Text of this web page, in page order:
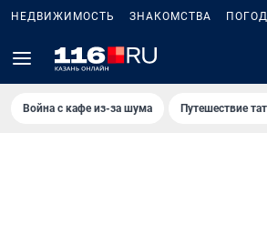
НЕДВИЖИМОСТЬ ЗНАКОМСТВА
Война с кафе из-за шума Путешествие